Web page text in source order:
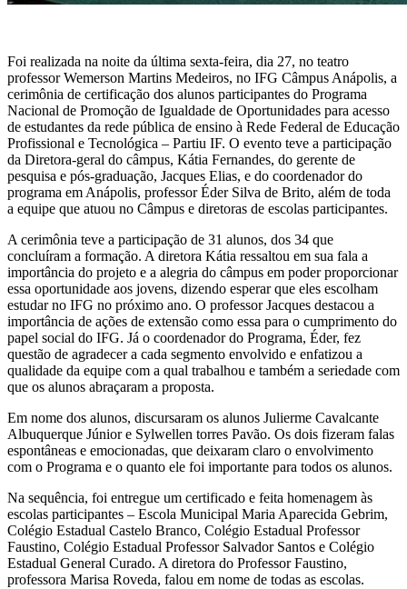
Foi realizada na noite da última sexta-feira, dia 27, no teatro
professor Wemerson Martins Medeiros, no IFG Câmpus Anápolis, a
cerimônia de certificação dos alunos participantes do Programa
Nacional de Promoção de Igualdade de Oportunidades para acesso
de estudantes da rede pública de ensino à Rede Federal de Educação
Profissional e Tecnológica – Partiu IF. O evento teve a participação
da Diretora-geral do câmpus, Kátia Fernandes, do gerente de
pesquisa e pós-graduação, Jacques Elias, e do coordenador do
programa em Anápolis, professor Éder Silva de Brito, além de toda
a equipe que atuou no Câmpus e diretoras de escolas participantes.
A cerimônia teve a participação de 31 alunos, dos 34 que
concluíram a formação. A diretora Kátia ressaltou em sua fala a
importância do projeto e a alegria do câmpus em poder proporcionar
essa oportunidade aos jovens, dizendo esperar que eles escolham
estudar no IFG no próximo ano. O professor Jacques destacou a
importância de ações de extensão como essa para o cumprimento do
papel social do IFG. Já o coordenador do Programa, Éder, fez
questão de agradecer a cada segmento envolvido e enfatizou a
qualidade da equipe com a qual trabalhou e também a seriedade com
que os alunos abraçaram a proposta.
Em nome dos alunos, discursaram os alunos Julierme Cavalcante
Albuquerque Júnior e Sylwellen torres Pavão. Os dois fizeram falas
espontâneas e emocionadas, que deixaram claro o envolvimento
com o Programa e o quanto ele foi importante para todos os alunos.
Na sequência, foi entregue um certificado e feita homenagem às
escolas participantes – Escola Municipal Maria Aparecida Gebrim,
Colégio Estadual Castelo Branco, Colégio Estadual Professor
Faustino, Colégio Estadual Professor Salvador Santos e Colégio
Estadual General Curado. A diretora do Professor Faustino,
professora Marisa Roveda, falou em nome de todas as escolas.